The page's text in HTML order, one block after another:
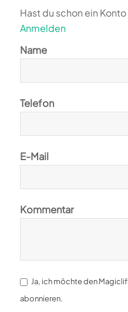
Hast du schon ein
Anmelden
Name
Telefon
E-Mail
Kommentar
Ja, ich möchte den
abonnieren.